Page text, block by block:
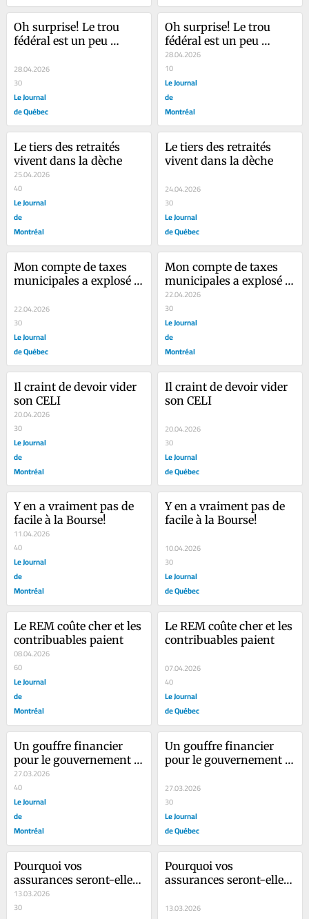
Oh surprise! Le trou
fédéral est un peu
28.04.2026
30
Le Journal
de Québec
Oh surprise! Le trou
fédéral est un peu
moins gros
28.04.2026
10
Le Journal
de
Montréal
Le tiers des retraités
vivent dans la dèche
25.04.2026
40
Le Journal
de
Montréal
Le tiers des retraités
vivent dans la dèche
24.04.2026
30
Le Journal
de Québec
Mon compte de taxes
municipales a explosé
22.04.2026
30
Le Journal
de Québec
Mon compte de taxes
municipales a explosé
de 31 %
22.04.2026
30
Le Journal
de
Montréal
Il craint de devoir vider
son CELI
20.04.2026
30
Le Journal
de
Montréal
Il craint de devoir vider
son CELI
20.04.2026
30
Le Journal
de Québec
Y en a vraiment pas de
facile à la Bourse!
11.04.2026
40
Le Journal
de
Montréal
Y en a vraiment pas de
facile à la Bourse!
10.04.2026
30
Le Journal
de Québec
Le REM coûte cher et les
contribuables paient
08.04.2026
60
Le Journal
de
Montréal
Le REM coûte cher et les
contribuables paient
07.04.2026
40
Le Journal
de Québec
Un gouffre financier
pour le gouvernement
Legault
27.03.2026
40
Le Journal
de
Montréal
Un gouffre financier
pour le gouvernement
27.03.2026
30
Le Journal
de Québec
Pourquoi vos
assurances seront-elles
plus chères?
13.03.2026
30
Pourquoi vos
assurances seront-elles
13.03.2026